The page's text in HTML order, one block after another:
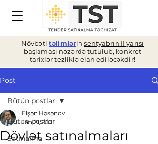
Növbəti təlimlərinsentyabrın II yarısı
başlaması nəzərdə tutulub, konkret
tarixlər tezliklə elan ediləcəkdir!
Post
Bütün postlar
Satınalma
Bütün postlar
Dövlət satınalmaları
Elşən Həsənov
Jan 21, 2021